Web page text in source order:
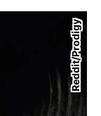
Reddit/Prodigy